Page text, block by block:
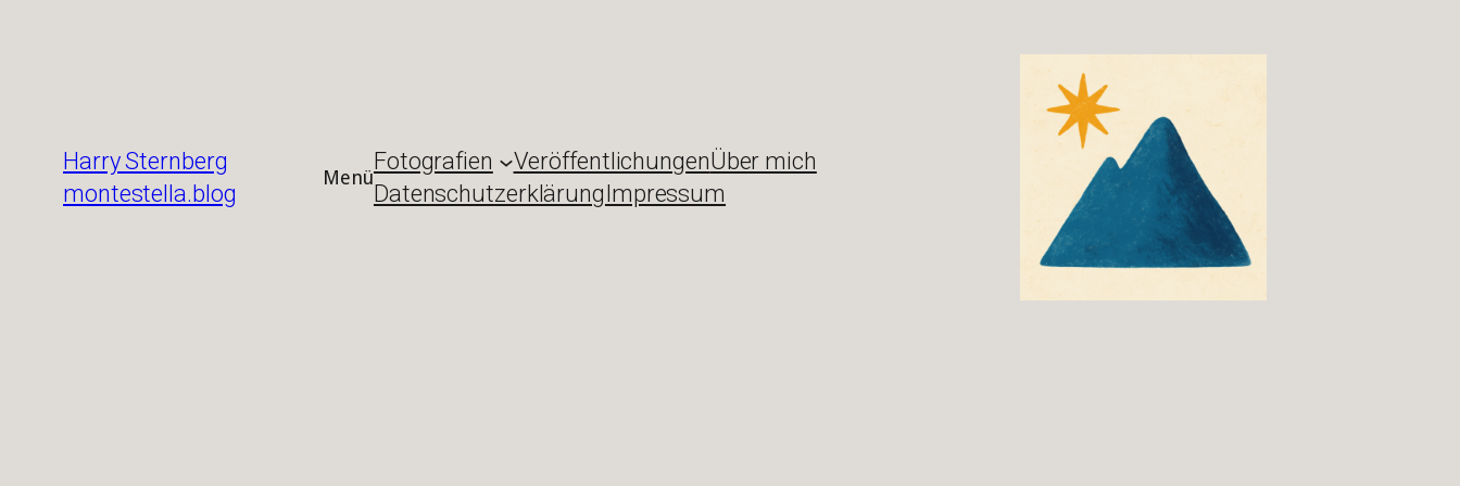
Harry Sternberg
montestella.blog
Menü
Fotografien VeröffentlichungenÜber mich
DatenschutzerklärungImpressum